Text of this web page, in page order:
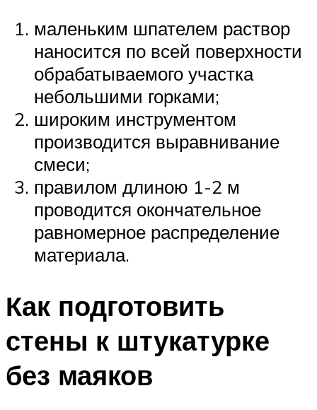
маленьким шпателем раствор
наносится по всей поверхности
обрабатываемого участка
небольшими горками;
широким инструментом
производится выравнивание
смеси;
правилом длиною 1-2 м
проводится окончательное
равномерное распределение
материала.
Как подготовить
стены к штукатурке
без маяков